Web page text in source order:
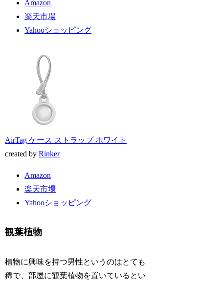
Amazon
楽天市場
Yahooショッピング
AirTag ケース ストラップ ホワイト
created byRinker
Amazon
楽天市場
Yahooショッピング
観葉植物
植物に興味を持つ男性というのはとても
稀で、部屋に観葉植物を置いているとい